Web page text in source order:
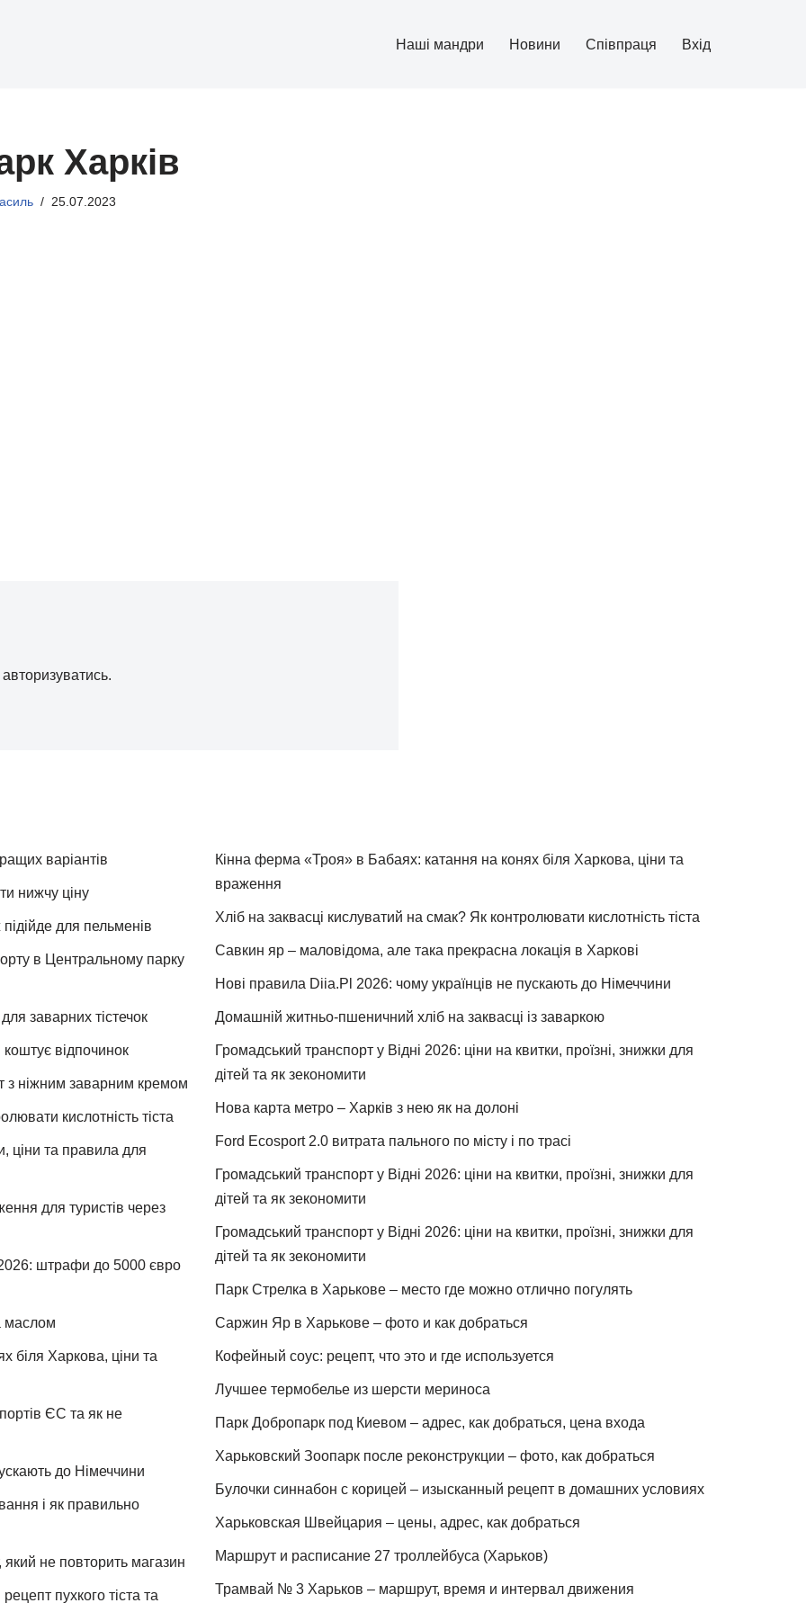
Наші мандри Новини Співпраця Вхід
Харків
25.07.2023
авторизуватись.
варіантів
нижчу ціну
для пельменів
в Центральному парку
заварних тістечок
коштує відпочинок
з ніжним заварним кремом
кислотність тіста
ціни та правила для
для туристів через
штрафи до 5000 євро
маслом
біля Харкова, ціни та
ЄС та як не
до Німеччини
і як правильно
не повторить магазин
пухкого тіста та
Кінна ферма «Троя» в Бабаях: катання на конях біля Харкова, ціни та
враження
Хліб на заквасці кислуватий на смак? Як контролювати кислотність тіста
Савкин яр – маловідома, але така прекрасна локація в Харкові
Нові правила Diia.Pl 2026: чому українців не пускають до Німеччини
Домашній житньо-пшеничний хліб на заквасці із заваркою
Громадський транспорт у Відні 2026: ціни на квитки, проїзні, знижки для
дітей та як зекономити
Нова карта метро – Харків з нею як на долоні
Ford Ecosport 2.0 витрата пального по місту і по трасі
Громадський транспорт у Відні 2026: ціни на квитки, проїзні, знижки для
дітей та як зекономити
Громадський транспорт у Відні 2026: ціни на квитки, проїзні, знижки для
дітей та як зекономити
Парк Стрелка в Харькове – место где можно отлично погулять
Саржин Яр в Харькове – фото и как добраться
Кофейный соус: рецепт, что это и где используется
Лучшее термобелье из шерсти мериноса
Парк Добропарк под Киевом – адрес, как добраться, цена входа
Харьковский Зоопарк после реконструкции – фото, как добраться
Булочки синнабон с корицей – изысканный рецепт в домашних условиях
Харьковская Швейцария – цены, адрес, как добраться
Маршрут и расписание 27 троллейбуса (Харьков)
Трамвай № 3 Харьков – маршрут, время и интервал движения